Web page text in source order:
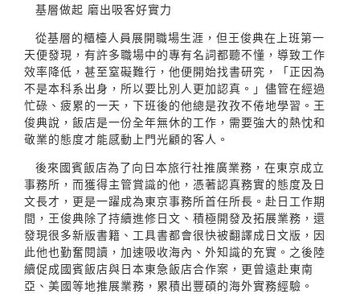
基層做起 磨出吸客好實力
從基層的櫃檯人員展開職場生涯，但王俊典在上班第一
天便發現，有許多職場中的專有名詞都聽不懂，導致工作
效率降低，甚至窒礙難行，他便開始找書研究，「正因為
不是本科系出身，所以要比別人更加認真。」儘管在經過
忙碌、疲累的一天，下班後的他總是孜孜不倦地學習。王
俊典說，飯店是一份全年無休的工作，需要強大的熱忱和
敬業的態度才能感動上門光顧的客人。
後來國賓飯店為了向日本旅行社推廣業務，在東京成立
事務所，而獲得主管賞識的他，憑著認真務實的態度及日
文長才，更是一躍成為東京事務所首任所長。赴日工作期
間，王俊典除了持續進修日文、積極開發及拓展業務，還
發現很多新版書籍、工具書都會很快被翻譯成日文版，因
此他也勤奮閱讀，加速吸收海內、外知識的充實。之後陸
續促成國賓飯店與日本東急飯店合作案，更曾遠赴東南
亞、美國等地推展業務，累積出豐碩的海外實務經驗。